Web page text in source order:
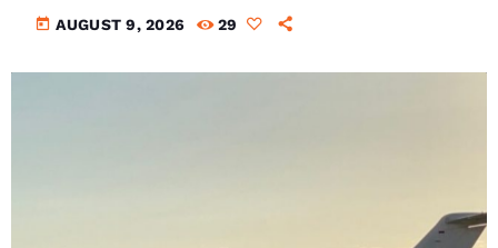
today AUGUST 9, 2026 29